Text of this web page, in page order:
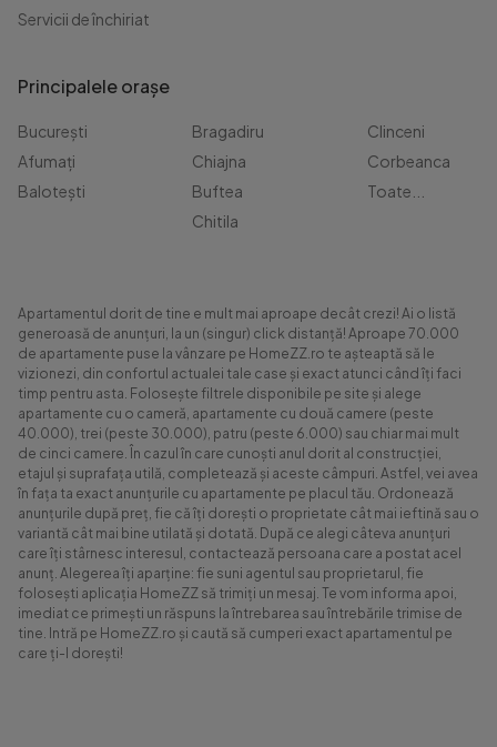
Servicii de închiriat
Principalele orașe
București
Afumați
Balotești
Bragadiru
Chiajna
Buftea
Chitila
Clinceni
Corbeanca
Toate...
Apartamentul dorit de tine e mult mai aproape decât crezi! Ai o listă
generoasă de anunțuri, la un (singur) click distanță! Aproape 70.000
de apartamente puse la vânzare pe HomeZZ.ro te așteaptă să le
vizionezi, din confortul actualei tale case și exact atunci când îți faci
timp pentru asta. Folosește filtrele disponibile pe site și alege
apartamente cu o cameră, apartamente cu două camere (peste
40.000), trei (peste 30.000), patru (peste 6.000) sau chiar mai mult
de cinci camere. În cazul în care cunoști anul dorit al construcției,
etajul și suprafața utilă, completează și aceste câmpuri. Astfel, vei avea
în fața ta exact anunțurile cu apartamente pe placul tău. Ordonează
anunțurile după preț, fie că îți dorești o proprietate cât mai ieftină sau o
variantă cât mai bine utilată și dotată. După ce alegi câteva anunțuri
care îți stârnesc interesul, contactează persoana care a postat acel
anunț. Alegerea îți aparține: fie suni agentul sau proprietarul, fie
folosești aplicația HomeZZ să trimiți un mesaj. Te vom informa apoi,
imediat ce primești un răspuns la întrebarea sau întrebările trimise de
tine. Intră pe HomeZZ.ro și caută să cumperi exact apartamentul pe
care ți-l dorești!